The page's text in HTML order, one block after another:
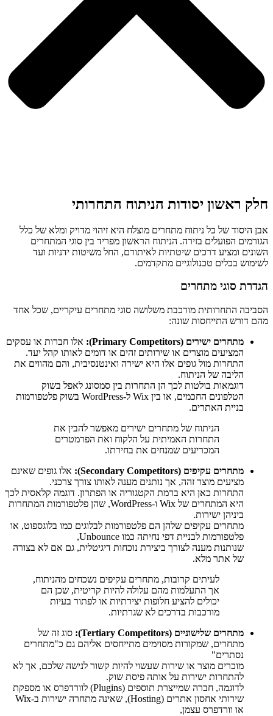
חלק ראשון יסודות הניתוח התחרותי
אבן היסוד של כל ניתוח מתחרים מוצלח היא זיהוי מדויק ומלא של כלל
הגורמים הפועלים בזירה. הניתוח הראשון מפריד בין סוגי המתחרים
השונים ומציע דרכים שיטתיות לאיתורם, החל משיטות ידניות ועד
לשימוש בכלים טכנולוגיים מתקדמים.
הגדרת סוגי מתחרים
הסביבה התחרותית מורכבת משלושה סוגי מתחרים עיקריים, שכל אחד
מהם דורש התייחסות שונה:
מתחרים ישירים (Primary Competitors):
אלו חברות או עסקים
המציעים מוצרים או שירותים זהים או דומים לאותו קהל יעד.
התחרות מול גופים אלו היא ישירה ואינטנסיבית, והם מהווים את
הליבה של הניתוח.
דוגמאות בולטות לכך הן התחרות בין סמסונג לאפל בשוק
הטלפונים החכמים, או בין Wix ל-WordPress בשוק פלטפורמות
בניית האתרים.
הניתוח של מתחרים ישירים מאפשר להבין את
התחרות האמיתית על הלקוח ואת הפרמטרים
המכריעים שמנחים את בחירתו.
מתחרים עקיפים (Secondary Competitors):
אלו גופים שאינם
מציעים מוצר זהה, אך נותנים מענה לאותו צורך צרכני.
התחרות כאן היא ברמת הקטגוריה או הפתרון. דוגמה קלאסית לכך
היא המתחרים של Wix ו-WordPress, שהן פלטפורמות המתחרות
ביניהן ישירות.
מתחרים עקיפים שלהן הם פלטפורמות לבלוגים כמו בלוגספוט, או
פלטפורמות לבניית דפי נחיתה כמו Unbounce,
שנותנות מענה לצורך ביצירת נוכחות דיגיטלית, גם אם לא בצורה
של אתר מלא.
לעיתים קרובות, מתחרים עקיפים נשכחים מהניתוח,
אך התעלמות מהם עלולה להיות קריטית, שכן הם
יכולים להציע חלופות יצירתיות או לפתור בעיות
מורכבות בדרכים לא שגרתיות.
מתחרים שלישוניים (Tertiary Competitors):
סוג זה של
מתחרים, שמקורות מסוימים מתייחסים אליהם גם כ"מתחרים
נסתרים"
מוכרים מוצר או שירות שעשוי להיות קשור לנישה שלכם, אך לא
להתחרות ישירות על אותה פיסת שוק.
לדוגמה, חברה שמייצרת תוספים (Plugins) לוורדפרס או מספקת
שירותי אחסון אתרים (Hosting), שאינה מתחרה ישירות ב-Wix
או וורדפרס עצמן,